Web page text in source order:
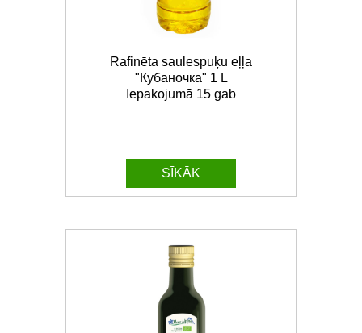
Rafinēta saulespuķu eļļa
"Кубаночка" 1 L
Iepakojumā 15 gab
SĪKĀK